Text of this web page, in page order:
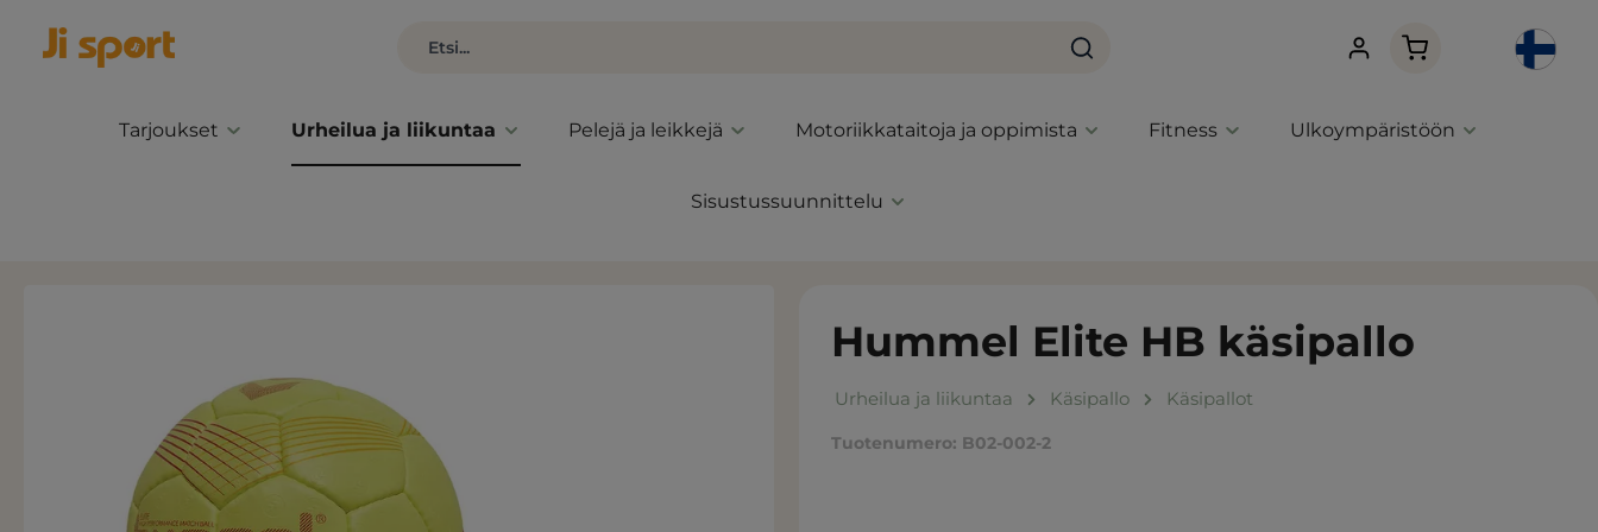
Ostoskori sisältää
Tarjoukset Urheilua ja liikuntaa Pelejä ja leikkejä Motoriikkataitoja ja oppimista Fitness Ulkoympäristöön
Sisustussuunnittelu
Hummel Elite HB käsipallo
Urheilua ja liikuntaa Käsipallo Käsipallot
Tuotenumero: B02-002-2